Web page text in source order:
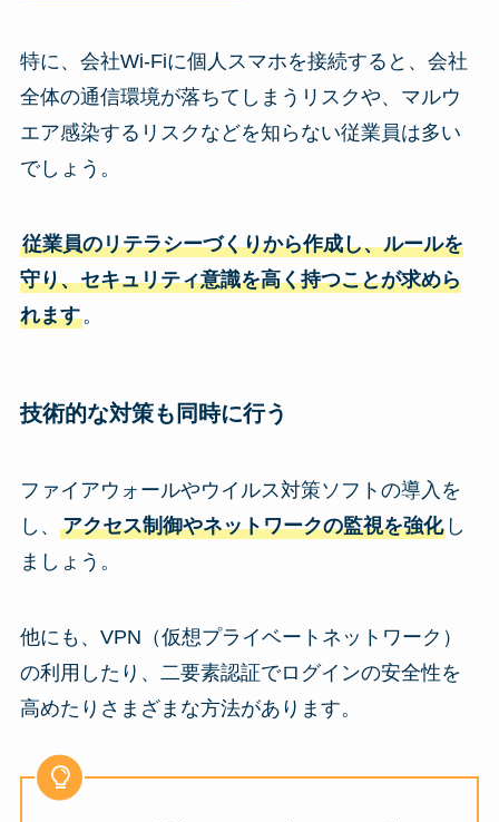
特に、会社Wi-Fiに個人スマホを接続すると、会社
全体の通信環境が落ちてしまうリスクや、マルウ
エア感染するリスクなどを知らない従業員は多い
でしょう。
従業員のリテラシーづくりから作成し、ルールを
守り、セキュリティ意識を高く持つことが求めら
れます。
技術的な対策も同時に行う
ファイアウォールやウイルス対策ソフトの導入を
し、 アクセス制御やネットワークの監視を強化し
ましょう。
他にも、VPN（仮想プライベートネットワーク）
の利用したり、二要素認証でログインの安全性を
高めたりさまざまな方法があります。